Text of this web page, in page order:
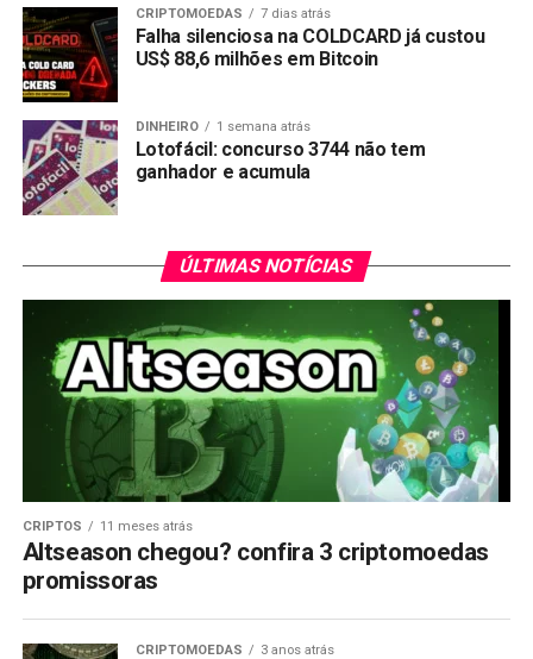
CRIPTOMOEDAS 7 dias atrás
Falha silenciosa na COLDCARD já custou
US$ 88,6 milhões em Bitcoin
DINHEIRO 1 semana atrás
Lotofácil: concurso 3744 não tem
ganhador e acumula
ÚLTIMAS NOTÍCIAS
CRIPTOS 11 meses atrás
Altseason chegou? confira 3 criptomoedas
promissoras
CRIPTOMOEDAS 3 anos atrás